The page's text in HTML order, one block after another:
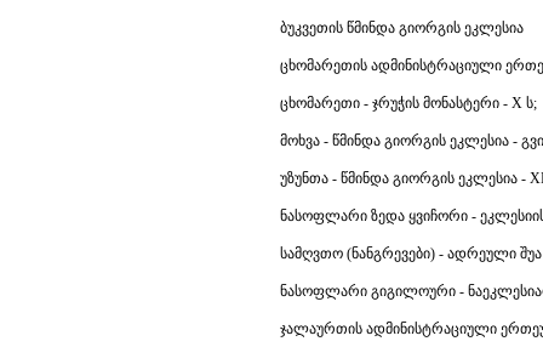
ბუკვეთის წმინდა გიორგის ეკლესია
ცხომარეთის ადმინისტრაციული
ცხომარეთი - ჯრუჭის მონასტერი - X ს;
მოხვა - წმინდა გიორგის ეკლესია -
უზუნთა - წმინდა გიორგის ეკლესია -
ნასოფლარი ზედა ყვიჩორი -
სამღვთო (ნანგრევები) - ადრეული შუა
ნასოფლარი გიგილოური -
ჯალაურთის ადმინისტრაციული